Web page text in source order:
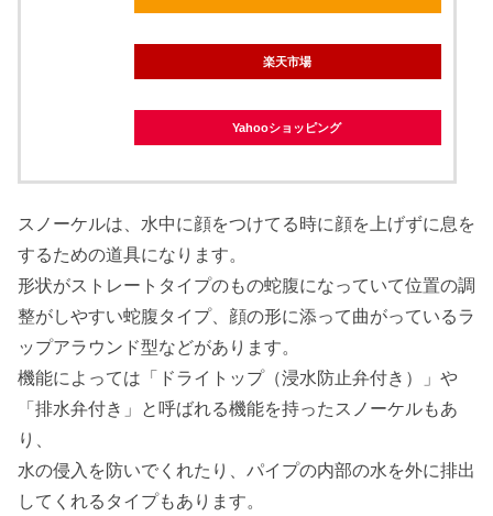
楽天市場
Yahooショッピング
スノーケルは、水中に顔をつけてる時に顔を上げずに息を
するための道具になります。
形状がストレートタイプのもの蛇腹になっていて位置の調
整がしやすい蛇腹タイプ、顔の形に添って曲がっているラ
ップアラウンド型などがあります。
機能によっては「ドライトップ（浸水防止弁付き）」や
「排水弁付き」と呼ばれる機能を持ったスノーケルもあ
り、
水の侵入を防いでくれたり、パイプの内部の水を外に排出
してくれるタイプもあります。